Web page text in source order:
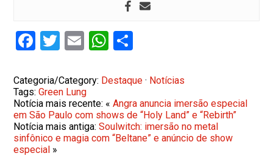
Facebook
Twitter
EmailWhatsApp
Categoria/Category: Destaque · Notícias
Tags:Green Lung
Notícia mais recente: «Angra anuncia imersão especial
em São Paulo com shows de “Holy Land” e “Rebirth”
Notícia mais antiga:Soulwitch: imersão no metal
sinfônico e magia com “Beltane” e anúncio de show
especial »